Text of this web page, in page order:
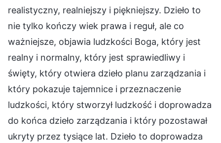
realistyczny, realniejszy i piękniejszy. Dzieło to
nie tylko kończy wiek prawa i reguł, ale co
ważniejsze, objawia ludzkości Boga, który jest
realny i normalny, który jest sprawiedliwy i
święty, który otwiera dzieło planu zarządzania i
który pokazuje tajemnice i przeznaczenie
ludzkości, który stworzył ludzkość i doprowadza
do końca dzieło zarządzania i który pozostawał
ukryty przez tysiące lat. Dzieło to doprowadza